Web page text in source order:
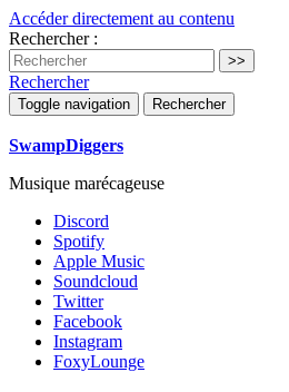
Accéder directement au contenu
Rechercher :
Rechercher
Toggle navigation Rechercher
SwampDiggers
Musique marécageuse
Discord
Spotify
Apple Music
Soundcloud
Twitter
Facebook
Instagram
FoxyLounge